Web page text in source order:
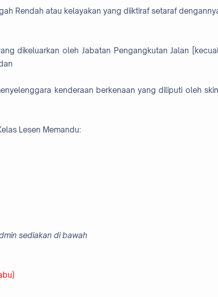
Rendah atau kelayakan yang diiktiraf setaraf
dikeluarkan oleh Jabatan Pengangkutan Jalan
kenderaan berkenaan yang diliputi oleh
Lesen Memandu:
sediakan di bawah